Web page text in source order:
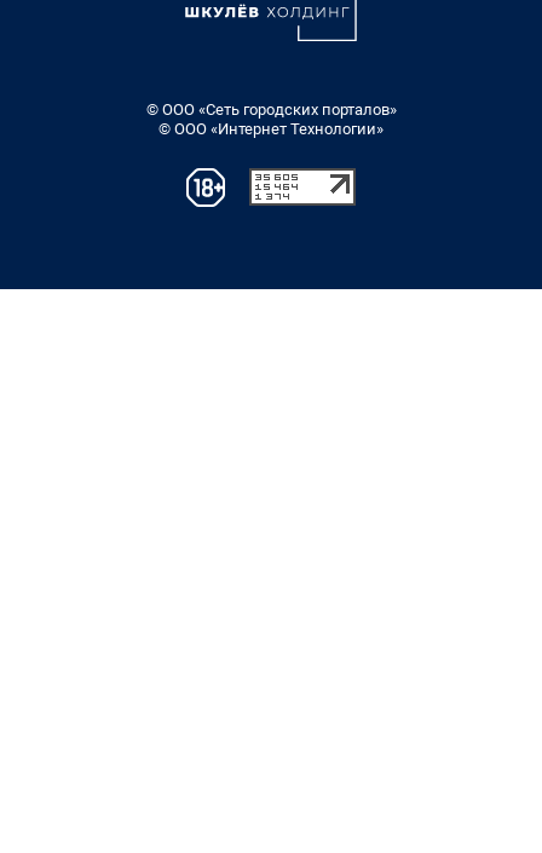
© ООО «Сеть городских порталов»
© ООО «Интернет Технологии»